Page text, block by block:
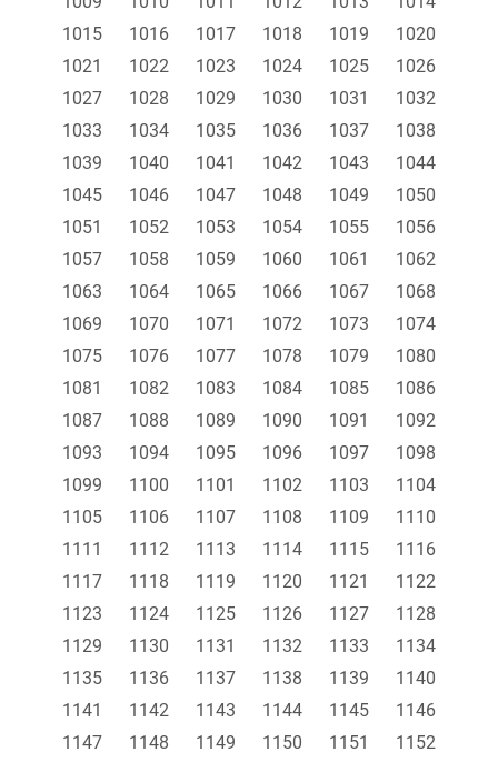
1015
1016 1017 1018 1019
1020
1021
1022 1023 1024 1025
1026
1027
1028 1029 1030 1031
1032
1033
1034 1035 1036 1037
1038
1039
1040 1041 1042 1043
1044
1045
1046 1047 1048 1049
1050
1051
1052 1053 1054 1055
1056
1057
1058 1059 1060 1061
1062
1063
1064 1065 1066 1067
1068
1069
1070 1071 1072 1073
1074
1075
1076 1077 1078 1079
1080
1081
1082 1083 1084 1085
1086
1087
1088 1089 1090 1091
1092
1093
1094 1095 1096 1097
1098
1099
1100 1101 1102 1103
1104
1105
1106 1107 1108 1109
1110
1111
1112 1113 1114 1115
1116
1117
1118 1119 1120 1121
1122
1123
1124 1125 1126 1127
1128
1129
1130 1131 1132 1133
1134
1135
1136 1137 1138 1139
1140
1141
1142 1143 1144 1145
1146
1147
1148 1149 1150 1151 1152